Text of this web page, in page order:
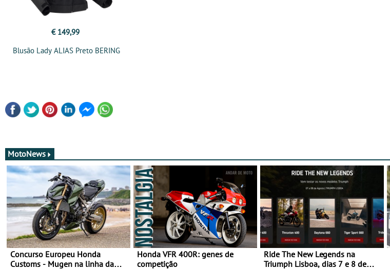
€ 149,99
Blusão Lady ALIAS Preto BERING
MotoNews
Concurso Europeu Honda
Customs - Mugen na linha da
Honda VFR 400R: genes de
competição
Ride The New Legends na
Triumph Lisboa, dias 7 e 8 de